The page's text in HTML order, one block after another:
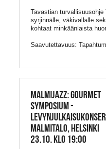
Tavastian
syrjinnälle, väkivallalle
kohtaat minkäänlaista
Saavutettavuus:
MALMIJAZZ: GOURMET
SYMPOSIUM -
MALMITALO, HELSINKI
23.10. KLO 19:00